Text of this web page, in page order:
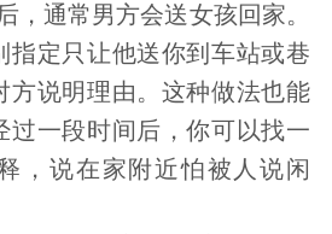
通常男方会送女孩回家。
指定只让他送你到车站或巷
方说明理由。这种做法也能
过一段时间后，你可以找一
，说在家附近怕被人说闲